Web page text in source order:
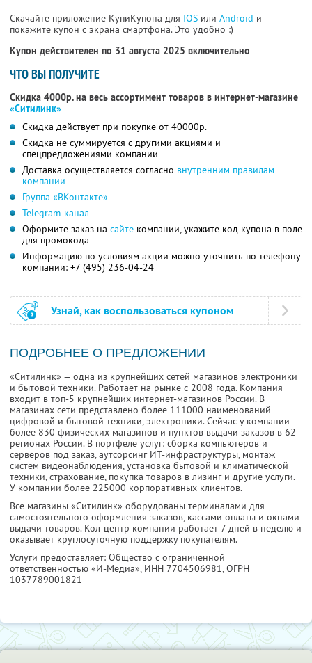
Скачайте приложение КупиКупона для IOS или Android и
покажите купон с экрана смартфона. Это удобно :)
Купон действителен по 31 августа 2025 включительно
ЧТО ВЫ ПОЛУЧИТЕ
Скидка 4000р. на весь ассортимент товаров в интернет-магазине
«Ситилинк»
Скидка действует при покупке от 40000р.
Скидка не суммируется с другими акциями и
спецпредложениями компании
Доставка осуществляется согласно внутренним правилам
компании
Группа «ВКонтакте»
Telegram-канал
Оформите заказ на сайте компании, укажите код купона в поле
для промокода
Информацию по условиям акции можно уточнить по телефону
компании: +7 (495) 236-04-24
Узнай, как воспользоваться купоном
ПОДРОБНЕЕ О ПРЕДЛОЖЕНИИ
«Ситилинк» — одна из крупнейших сетей магазинов электроники
и бытовой техники. Работает на рынке с 2008 года. Компания
входит в топ-5 крупнейших интернет-магазинов России. В
магазинах сети представлено более 111000 наименований
цифровой и бытовой техники, электроники. Сейчас у компании
более 830 физических магазинов и пунктов выдачи заказов в 62
регионах России. В портфеле услуг: сборка компьютеров и
серверов под заказ, аутсорсинг ИТ-инфраструктуры, монтаж
систем видеонаблюдения, установка бытовой и климатической
техники, страхование, покупка товаров в лизинг и другие услуги.
У компании более 225000 корпоративных клиентов.
Все магазины «Ситилинк» оборудованы терминалами для
самостоятельного оформления заказов, кассами оплаты и окнами
выдачи товаров. Кол-центр компании работает 7 дней в неделю и
оказывает круглосуточную поддержку покупателям.
Услуги предоставляет: Общество с ограниченной
ответственностью «И-Медиа», ИНН 7704506981, ОГРН
1037789001821